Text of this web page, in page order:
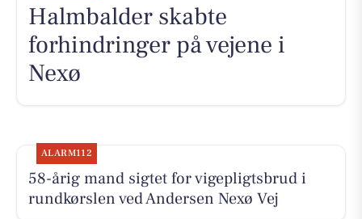
Halmbalder skabte
forhindringer på vejene i
Nexø
ALARM112
58-årig mand sigtet for vigepligtsbrud i
rundkørslen ved Andersen Nexø Vej